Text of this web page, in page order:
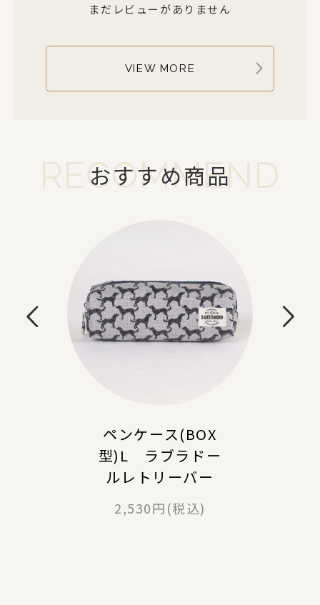
まだレビューがありません
VIEW MORE
RECOMMEND
おすすめ商品
ペンケース(BOX
型)L ラブラドー
ルレトリーバー
2,530円(税込)